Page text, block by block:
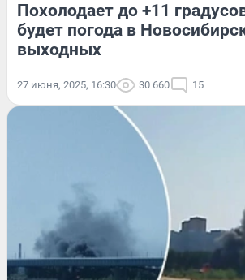
Похолодает до +11
будет погода в
выходных
27 июня, 2025, 16:30 30 660 15